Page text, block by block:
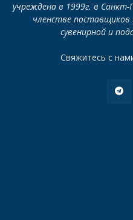
учреждена в 1999г. в
членстве поставщиков
сувенирной и
Свяжитесь с